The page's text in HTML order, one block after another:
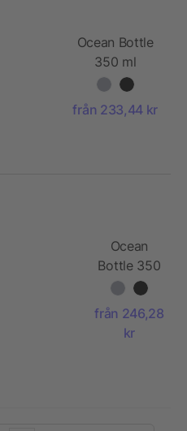
Ocean Bottle
350 ml
vakuumisolerad
resemugg
från 233,44 kr
Ocean
Bottle 350
ml isolerad
termos
från 246,28
kr